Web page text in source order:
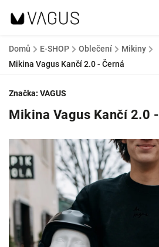
Domů / E-SHOP / Oblečení / Mikiny /
Mikina Vagus Kančí 2.0 - Černá
Mikina Vagus Kančí 2.0
Značka: VAGUS